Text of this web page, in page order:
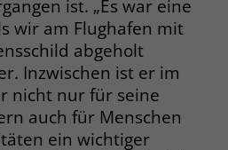
ist. „Es war eine
wir am Flughafen mit
abgeholt
Inzwischen ist er im
nicht nur für seine
auch für Menschen
ein wichtiger
ein Erstanbieter-Cookie, d. h.
platziert es, während ein
auf Facebook ist. Dieses
die Besuche eines
verschiedenen Websites
dieses Verhalten an
Facebook kann dann die